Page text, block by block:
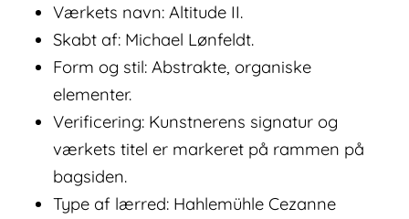
Værkets navn: Altitude II.
Skabt af: Michael Lønfeldt.
Form og stil: Abstrakte, organiske
elementer.
Verificering: Kunstnerens signatur og
værkets titel er markeret på rammen på
bagsiden.
Type af lærred: Hahlemühle Cezanne